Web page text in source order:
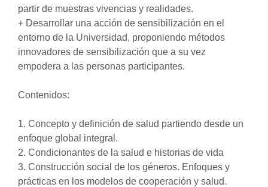
partir de muestras vivencias y realidades.
+ Desarrollar una acción de sensibilización en el
entorno de la Universidad, proponiendo métodos
innovadores de sensibilización que a su vez
empodera a las personas participantes.
Contenidos:
1. Concepto y definición de salud partiendo desde un
enfoque global integral.
2. Condicionantes de la salud e historias de vida
3. Construcción social de los géneros. Enfoques y
prácticas en los modelos de cooperación y salud.